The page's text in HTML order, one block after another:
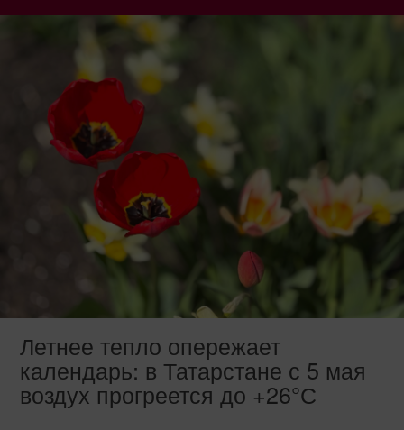
Летнее тепло опережает
календарь: в Татарстане с 5 мая
воздух прогреется до +26°С